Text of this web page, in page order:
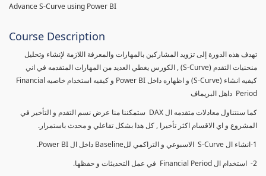
Advance S-Curve using Power BI
Course Description
تهدف هذه الدورة إلى تزويد المشاركين بالمهارات والمعرفة اللازمة لإنشاء وتحليل
منحنيات التقدم (S-Curve) , الكورس يغطي العديد من المهارات المتقدمه في اني
كيفيه انشاء (S-Curve) و اظهاره داخل Power BI و كيفيه استخدام خاصيه Financial
Period داهل البريماف
كما سنتناول معادلات متقدمه ال DAX ستمكننا منا عرض نسم التقدم و التأخير في
المشروع و اي الاقسام اكثر تأخيرا , كل هذا بشكل تفاعلي و محدث باستمرار.
1-انشاء ال S-Curve الاسبوعي و التراكمي للBaseline داخل ال Power BI.
2- استخدام ال Financial Period في عمل التحديثات و حفظها.